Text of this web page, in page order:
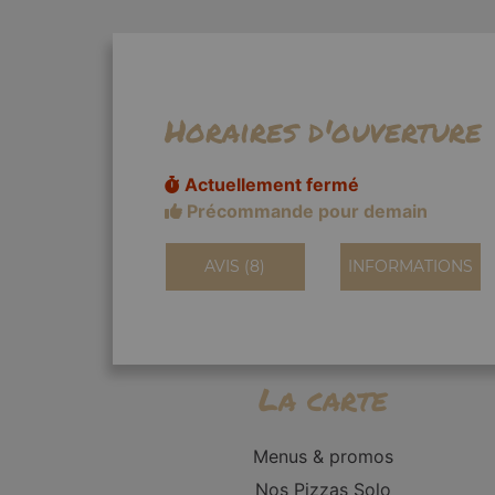
Horaires d'ouverture
Actuellement fermé
Précommande pour demain
AVIS (8) INFORMATIONS
La carte
Menus & promos
Nos Pizzas Solo